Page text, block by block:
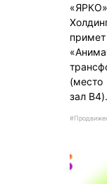
зал B4).